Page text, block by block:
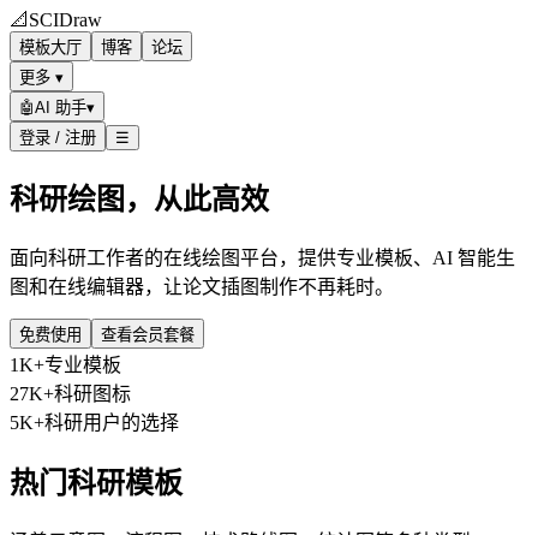
📐 SCIDraw
模板大厅 博客
论坛
更多 ▾
🤖AI 助手▾
登录 / 注册
☰
科研绘图，从此高效
面向科研工作者的在线绘图平台，提供专业模板、AI 智能生
图和在线编辑器，让论文插图制作不再耗时。
免费使用 查看会员套餐
1K+专业模板
27K+科研图标
5K+科研用户的选择
热门科研模板